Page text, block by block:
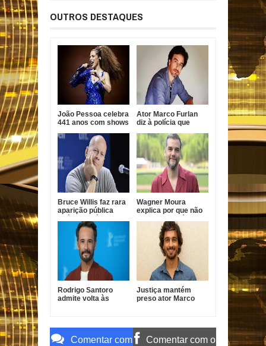
OUTROS DESTAQUES
João Pessoa celebra
441 anos com shows
da Mata, Roupa Nova
e Fábio Jr.
Ator Marco Furlan
diz à polícia que
com namorada após
prisão por estupro
de vulnerável
Bruce Willis faz rara
aparição pública
demência
Wagner Moura
explica por que não
20 anos
Rodrigo Santoro
admite volta às
Justiça mantém
preso ator Marco
Comentar com Comentar com o